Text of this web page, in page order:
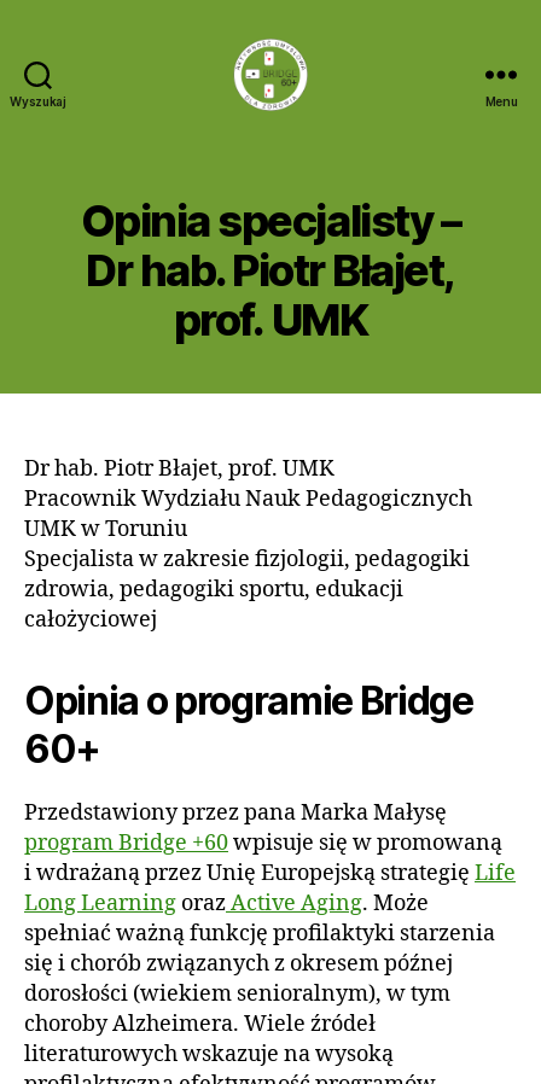
Wyszukaj Menu
Opinia specjalisty –
Dr hab. Piotr Błajet,
prof. UMK
Dr hab. Piotr Błajet, prof. UMK
Pracownik Wydziału Nauk Pedagogicznych
UMK w Toruniu
Specjalista w zakresie fizjologii, pedagogiki
zdrowia, pedagogiki sportu, edukacji
całożyciowej
Opinia o programie Bridge
60+
Przedstawiony przez pana Marka Małysę
program Bridge +60wpisuje się w promowaną
i wdrażaną przez Unię Europejską strategię Life
Long Learning orazActive Aging. Może
spełniać ważną funkcję profilaktyki starzenia
się i chorób związanych z okresem późnej
dorosłości (wiekiem senioralnym), w tym
choroby Alzheimera. Wiele źródeł
literaturowych wskazuje na wysoką